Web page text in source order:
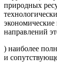
природных
экономические
направлений
) наиболее
и